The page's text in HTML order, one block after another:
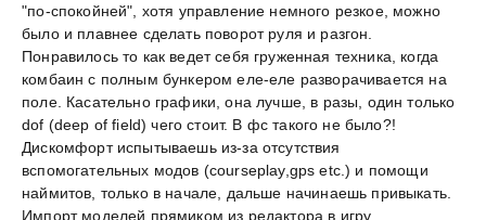
"по-спокойней", хотя управление немного резкое, можно
было и плавнее сделать поворот руля и разгон.
Понравилось то как ведет себя груженная техника, когда
комбаин с полным бункером еле-еле разворачивается на
поле. Касательно графики, она лучше, в разы, один только
dof (deep of field) чего стоит. В фс такого не было?!
Дискомфорт испытываешь из-за отсутствия
вспомогательных модов (courseplay,gps etc.) и помощи
наймитов, только в начале, дальше начинаешь привыкать.
Импорт моделей прямиком из редактора в игру